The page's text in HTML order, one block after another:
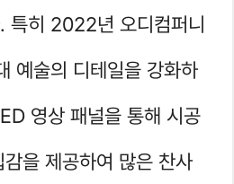
특히 2022년 오디컴퍼니
예술의 디테일을 강화하
영상 패널을 통해 시공
을 제공하여 많은 찬사